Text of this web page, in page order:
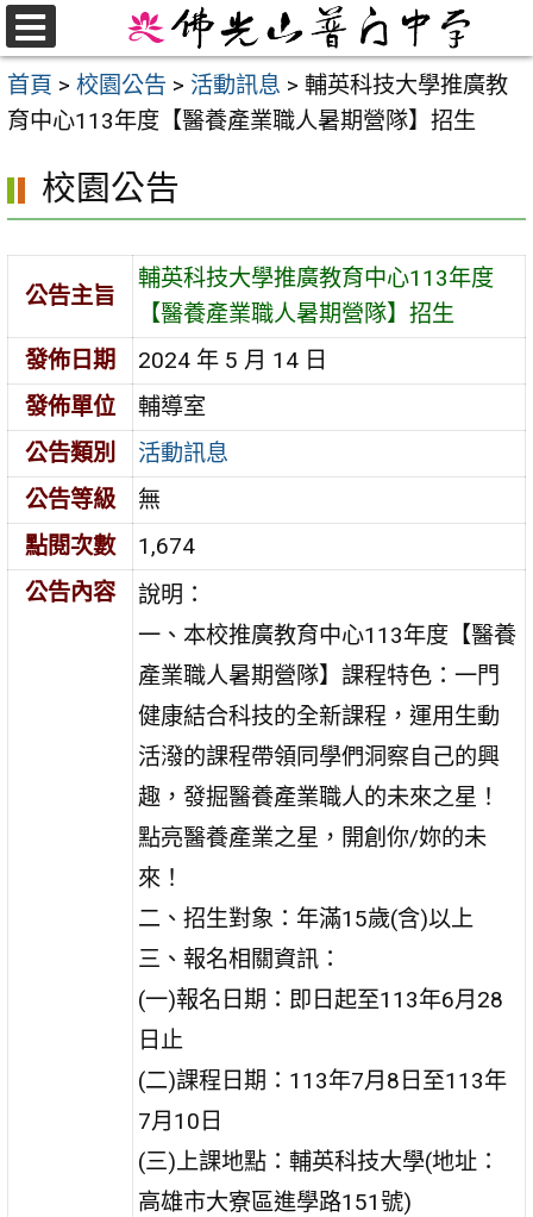
跳
至
主
要
首頁 > 校園公告 > 活動訊息 > 輔英科技大學推廣教
育中心113年度【醫養產業職人暑期營隊】招生
校園公告
公告主旨
輔英科技大學推廣教育中心113年度
【醫養產業職人暑期營隊】招生
發佈日期
2024 年 5 月 14 日
發佈單位
輔導室
公告類別
活動訊息
公告等級
無
點閱次數
1,674
公告內容
說明：
一、本校推廣教育中心113年度【醫養
產業職人暑期營隊】課程特色：一門
健康結合科技的全新課程，運用生動
活潑的課程帶領同學們洞察自己的興
趣，發掘醫養產業職人的未來之星！
點亮醫養產業之星，開創你/妳的未
來！
二、招生對象：年滿15歲(含)以上
三、報名相關資訊：
(一)報名日期：即日起至113年6月28
日止
(二)課程日期：113年7月8日至113年
7月10日
(三)上課地點：輔英科技大學(地址：
高雄市大寮區進學路151號)
選
單